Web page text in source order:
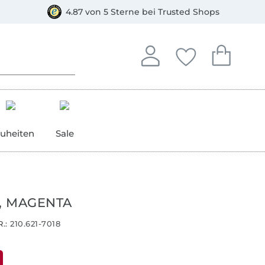
4.87 von 5 Sterne bei Trusted Shops
Anmelden
In deinem Konto
Deine
Du hast keine
Dein
Du hast
Sale
MAGENTA
210.621-7018